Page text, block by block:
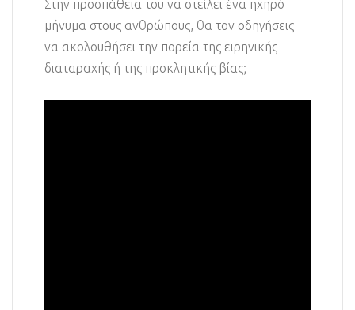
Στην προσπάθεια του να στείλει ένα ηχηρό
μήνυμα στους ανθρώπους, θα τον οδηγήσεις
να ακολουθήσει την πορεία της ειρηνικής
διαταραχής ή της προκλητικής βίας;